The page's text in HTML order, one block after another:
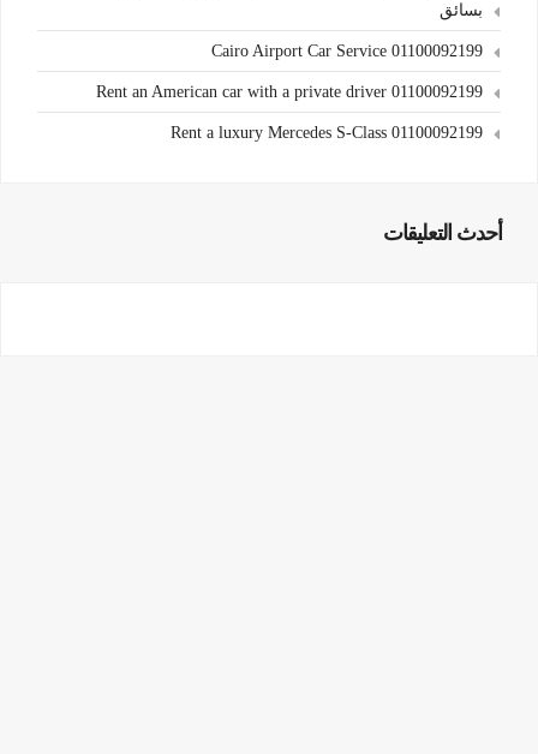
بسائق
Cairo Airport Car Service 01100092199
Rent an American car with a private driver 01100092199
Rent a luxury Mercedes S-Class 01100092199
أحدث التعليقات